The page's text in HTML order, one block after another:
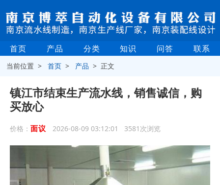
首页 产品 分类 知识 问答 联系
当前位置 >首页 > 产品 > 正文
镇江市结束生产流水线，销售诚信，购
买放心
价格： 面议 2026-08-09 03:12:01 3581次浏览